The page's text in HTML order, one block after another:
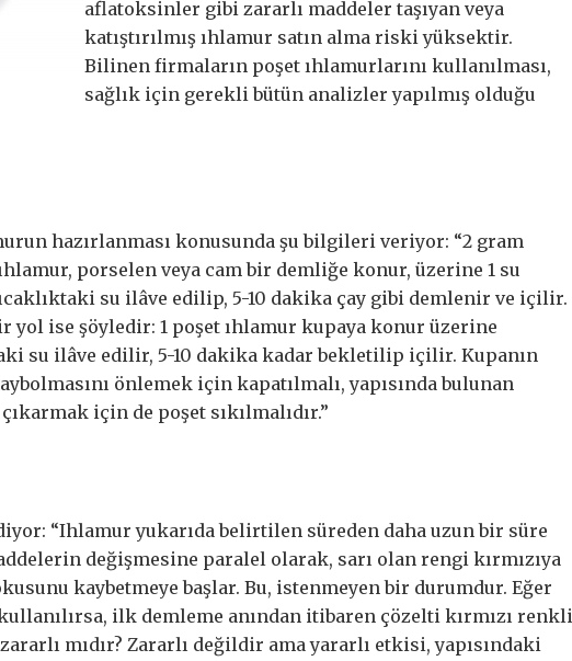
aflatoksinler gibi zararlı maddeler taşıyan veya
katıştırılmış ıhlamur satın alma riski yüksektir.
Bilinen firmaların poşet ıhlamurlarını kullanılması,
sağlık için gerekli bütün analizler yapılmış olduğu
hazırlanması konusunda şu bilgileri veriyor: “2 gram
porselen veya cam bir demliğe konur, üzerine 1 su
su ilâve edilip, 5-10 dakika çay gibi demlenir ve içilir.
yol ise şöyledir: 1 poşet ıhlamur kupaya konur üzerine
su ilâve edilir, 5-10 dakika kadar bekletilip içilir. Kupanın
önlemek için kapatılmalı, yapısında bulunan
için de poşet sıkılmalıdır.”
“Ihlamur yukarıda belirtilen süreden daha uzun bir süre
değişmesine paralel olarak, sarı olan rengi kırmızıya
kaybetmeye başlar. Bu, istenmeyen bir durumdur. Eğer
ilk demleme anından itibaren çözelti kırmızı renkli
mıdır? Zararlı değildir ama yararlı etkisi, yapısındaki